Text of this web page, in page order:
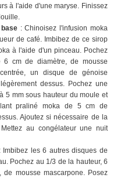
à l'aide d'une maryse. Finissez
: Chinoisez l'infusion moka
de café. Imbibez de ce sirop
à l'aide d'un pinceau. Pochez
cm de diamètre, de mousse
un disque de génoise
dessus. Pochez une
5 mm sous hauteur du moule et
praliné moka de 5 cm de
Ajoutez si nécessaire de la
au congélateur une nuit
: Imbibez les 6 autres disques de
Pochez au 1/3 de la hauteur, 6
mousse mascarpone. Posez